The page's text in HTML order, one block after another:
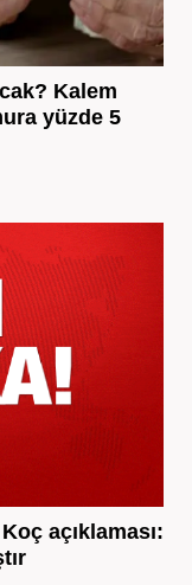
Kalem
yüzde 5
açıklaması: